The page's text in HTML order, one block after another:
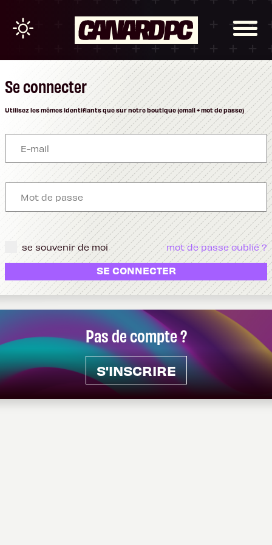
Pas de compte ?
S'INSCRIRE
Se connecter
Utilisez les mêmes identifiants que sur notre boutique (email + mot de passe)
se souvenir de moi mot de passe oublié ?
SE CONNECTER